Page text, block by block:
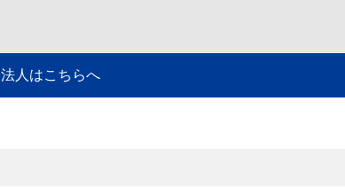
法人はこちらへ